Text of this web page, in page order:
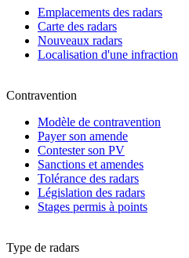
Emplacements des radars
Carte des radars
Nouveaux radars
Localisation d'une infraction
Contravention
Modèle de contravention
Payer son amende
Contester son PV
Sanctions et amendes
Tolérance des radars
Législation des radars
Stages permis à points
Type de radars